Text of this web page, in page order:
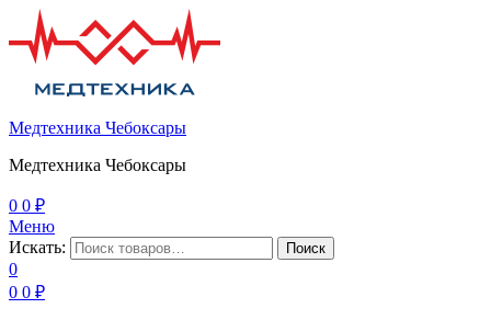
Медтехника Чебоксары
Медтехника Чебоксары
0 0 ₽
Меню
Искать:
Поиск
0
0 0 ₽